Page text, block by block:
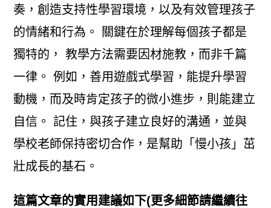
奏，創造支持性學習環境，以及有效管理孩子
的情緒和行為。 關鍵在於理解每個孩子都是
獨特的， 教學方法需要因材施教，而非千篇
一律。 例如，善用遊戲式學習，能提升學習
動機，而及時肯定孩子的微小進步，則能建立
自信。 記住，與孩子建立良好的溝通，並與
學校老師保持密切合作，是幫助「慢小孩」茁
壯成長的基石。
這篇文章的實用建議如下(更多細節請繼續往